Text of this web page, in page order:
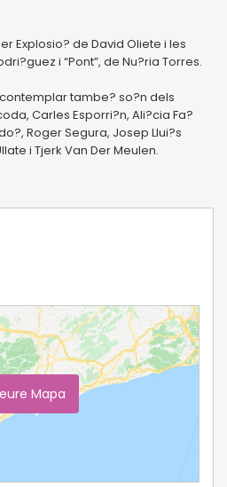
Explosio? de David Oliete i les
i “Pont”, de Nu?ria Torres.
tambe? so?n dels
Carles Esporri?n, Ali?cia Fa?
Roger Segura, Josep Llui?s
i Tjerk Van Der Meulen.
Mapa